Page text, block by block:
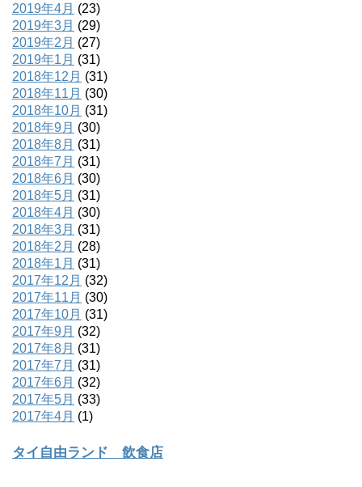
2019年4月 (23)
2019年3月 (29)
2019年2月 (27)
2019年1月 (31)
2018年12月 (31)
2018年11月 (30)
2018年10月 (31)
2018年9月 (30)
2018年8月 (31)
2018年7月 (31)
2018年6月 (30)
2018年5月 (31)
2018年4月 (30)
2018年3月 (31)
2018年2月 (28)
2018年1月 (31)
2017年12月 (32)
2017年11月 (30)
2017年10月 (31)
2017年9月 (32)
2017年8月 (31)
2017年7月 (31)
2017年6月 (32)
2017年5月 (33)
2017年4月 (1)
タイ自由ランド 飲食店